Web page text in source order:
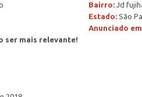
Bairro: Jd
Estado: São
Anunciado
ser mais relevante!